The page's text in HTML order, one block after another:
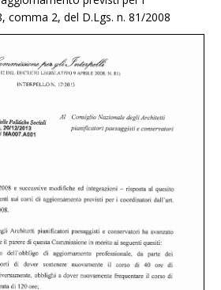
comma 2, del D.Lgs. n. 81/2008